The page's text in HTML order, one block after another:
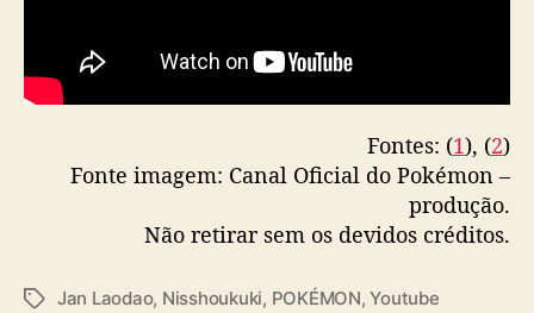
Fontes: (1), (2)
Fonte imagem: Canal Oficial do Pokémon –
produção.
Não retirar sem os devidos créditos.
T
Jan Laodao, Nisshoukuki, POKÉMON,Youtube